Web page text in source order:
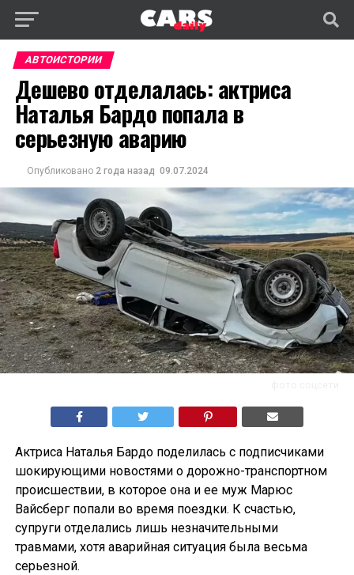
АВТОИСТОРИИ
Дешево отделалась: актриса
Наталья Бардо попала в
серьезную аварию
Опубликовано 2 года назад 09.07.2024
Актриса Наталья Бардо поделилась с подписчиками
шокирующими новостями о дорожно-транспортном
происшествии, в которое она и ее муж Марюс
Вайсберг попали во время поездки. К счастью,
супруги отделались лишь незначительными
травмами, хотя аварийная ситуация была весьма
серьезной.